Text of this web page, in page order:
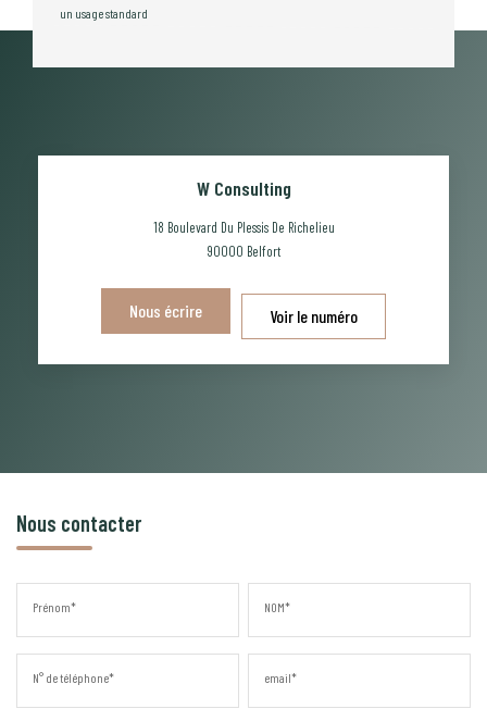
un usage standard
W Consulting
18 Boulevard Du Plessis De Richelieu
90000 Belfort
Nous écrire Voir le numéro
Nous contacter
Prénom* NOM*
N° de téléphone* email*